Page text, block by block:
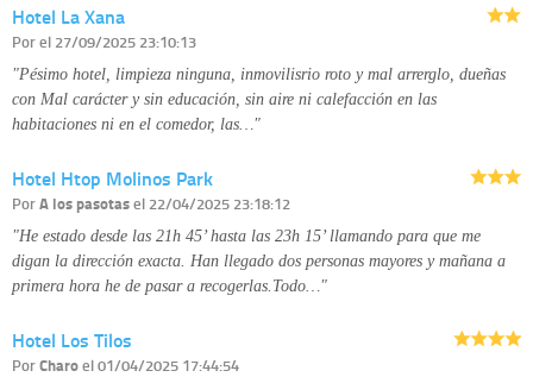
disponible en nuestra página web.
Información complementaria:
Hotel La Xana
Porel 27/09/2025 23:10:13
"Pésimo hotel, limpieza ninguna, inmovilisrio roto y mal arrerglo, dueñas
con Mal carácter y sin educación, sin aire ni calefacción en las
habitaciones ni en el comedor, las…"
Hotel Htop Molinos Park
PorA los pasotasel 22/04/2025 23:18:12
"He estado desde las 21h 45’ hasta las 23h 15’ llamando para que me
digan la dirección exacta. Han llegado dos personas mayores y mañana a
primera hora he de pasar a recogerlas.Todo…"
Hotel Los Tilos
PorCharoel 01/04/2025 17:44:54